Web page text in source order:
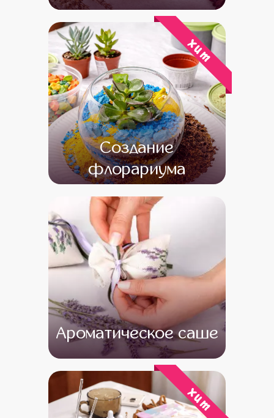
от 12 000
Создание
флорариума
от 16 000 от 14 000
хит
Ароматическое саше
от 13 000 от 11 000
хит